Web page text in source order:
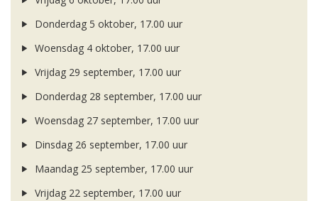
Donderdag 5 oktober, 17.00 uur
Woensdag 4 oktober, 17.00 uur
Vrijdag 29 september, 17.00 uur
Donderdag 28 september, 17.00 uur
Woensdag 27 september, 17.00 uur
Dinsdag 26 september, 17.00 uur
Maandag 25 september, 17.00 uur
Vrijdag 22 september, 17.00 uur